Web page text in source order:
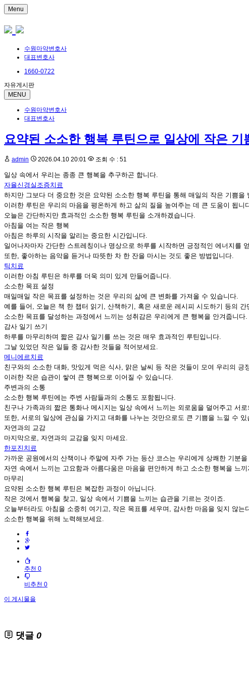
Menu
수원마약변호사
대표변호사
1660-0722
자유게시판
MENU
수원마약변호사
대표변호사
요약된 소소한 행복 루틴으로 일상에 작은 기
admin 2026.04.10 20:01 조회 수 : 51
일상 속에서 우리는 종종 큰 행복을 추구하곤 합니다.
자율신경실조증치료
하지만 그보다 더 중요한 것은 요약된 소소한 행복 루틴을 통해 매일의 작은 기쁨을
이러한 루틴은 우리의 마음을 평온하게 하고 삶의 질을 높여주는 데 큰 도움이 됩니
오늘은 간단하지만 효과적인 소소한 행복 루틴을 소개하겠습니다.
아침을 여는 작은 행복
아침은 하루의 시작을 알리는 중요한 시간입니다.
일어나자마자 간단한 스트레칭이나 명상으로 하루를 시작하면 긍정적인 에너지를
또한, 좋아하는 음악을 듣거나 따뜻한 차 한 잔을 마시는 것도 좋은 방법입니다.
틱치료
이러한 아침 루틴은 하루를 더욱 의미 있게 만들어줍니다.
소소한 목표 설정
매일매일 작은 목표를 설정하는 것은 우리의 삶에 큰 변화를 가져올 수 있습니다.
예를 들어, 오늘은 책 한 챕터 읽기, 산책하기, 혹은 새로운 레시피 시도하기 등의 간
소소한 목표를 달성하는 과정에서 느끼는 성취감은 우리에게 큰 행복을 안겨줍니다.
감사 일기 쓰기
하루를 마무리하며 짧은 감사 일기를 쓰는 것은 매우 효과적인 루틴입니다.
그날 있었던 작은 일들 중 감사한 것들을 적어보세요.
메니에르치료
친구와의 소소한 대화, 맛있게 먹은 식사, 맑은 날씨 등 작은 것들이 모여 우리의 긍
이러한 작은 습관이 쌓여 큰 행복으로 이어질 수 있습니다.
주변과의 소통
소소한 행복 루틴에는 주변 사람들과의 소통도 포함됩니다.
친구나 가족과의 짧은 통화나 메시지는 일상 속에서 느끼는 외로움을 덜어주고 서
또한, 서로의 일상에 관심을 가지고 대화를 나누는 것만으로도 큰 기쁨을 느낄 수 있
자연과의 교감
마지막으로, 자연과의 교감을 잊지 마세요.
한포진치료
가까운 공원에서의 산책이나 주말에 자주 가는 등산 코스는 우리에게 상쾌한 기분
자연 속에서 느끼는 고요함과 아름다움은 마음을 편안하게 하고 소소한 행복을 느
마무리
요약된 소소한 행복 루틴은 복잡한 과정이 아닙니다.
작은 것에서 행복을 찾고, 일상 속에서 기쁨을 느끼는 습관을 기르는 것이죠.
오늘부터라도 아침을 소중히 여기고, 작은 목표를 세우며, 감사한 마음을 잊지 않는
소소한 행복을 위해 노력해보세요.
추천 0
비추천 0
이 게시물을
댓글 0